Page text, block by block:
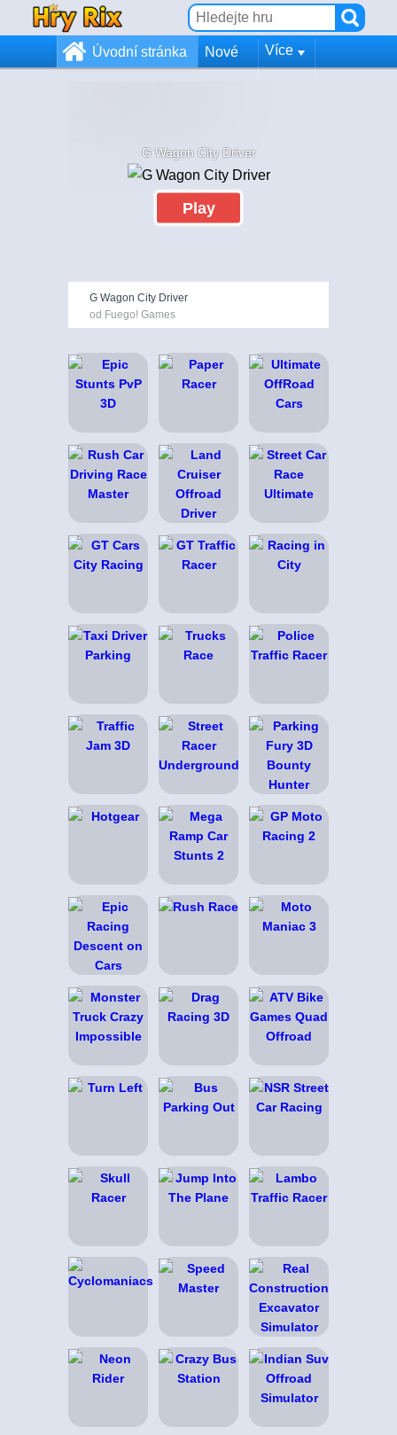
Úvodní stránka Nové Více
G Wagon City Driver
Play
G Wagon City Driver
od Fuego! Games